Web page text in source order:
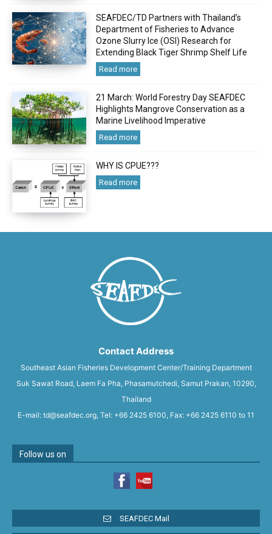
SEAFDEC/TD Partners with Thailand’s
Department of Fisheries to Advance
Ozone Slurry Ice (OSI) Research for
Extending Black Tiger Shrimp Shelf Life
Read more
21 March: World Forestry Day SEAFDEC
Highlights Mangrove Conservation as a
Marine Livelihood Imperative
Read more
WHY IS CPUE???
Read more
Contact Address
Southeast Asian Fisheries Development Center/Training Department
Suk Sawat Road, Laem Fa Pha, Phasamutchedi, Samut Prakan, 10290,
Thailand
E-mail: td@seafdec.org, Tel: +66 2425 6100, Fax: +66 2425 6110 to 11
Follow us on
SEAFDEC Mail